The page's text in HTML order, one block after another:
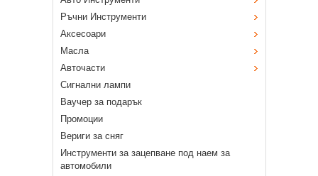
Ръчни Инструменти
Аксесоари
Масла
Авточасти
Сигнални лампи
Ваучер за подарък
Промоции
Вериги за сняг
Инструменти за зацепване под наем за
автомобили